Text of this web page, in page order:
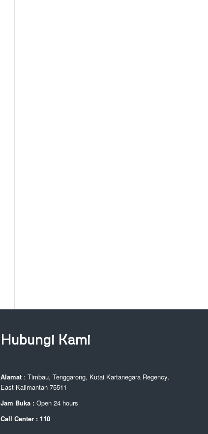
Hubungi Kami
Alamat : Timbau, Tenggarong, Kutai Kartanegara Regency,
East Kalimantan 75511
Jam Buka :Open 24 hours
Call Center : 110